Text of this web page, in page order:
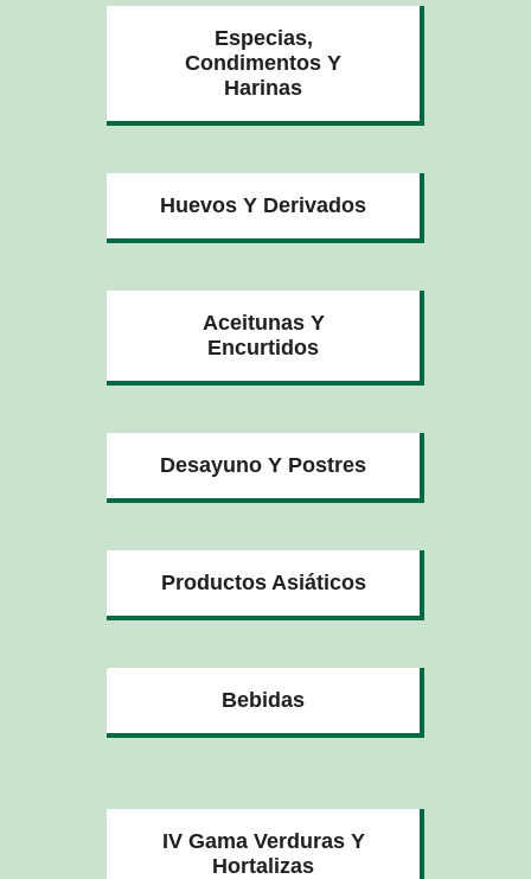
Especias,
Condimentos Y
Harinas
Huevos Y Derivados
Aceitunas Y
Encurtidos
Desayuno Y Postres
Productos Asiáticos
Bebidas
IV Gama Verduras Y
Hortalizas